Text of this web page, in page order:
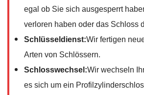
egal ob Sie sich ausgesperrt
verloren haben oder das Schloss
Schlüsseldienst:Wir fertigen
Arten von Schlössern.
Schlosswechsel:Wir wechseln
es sich um ein